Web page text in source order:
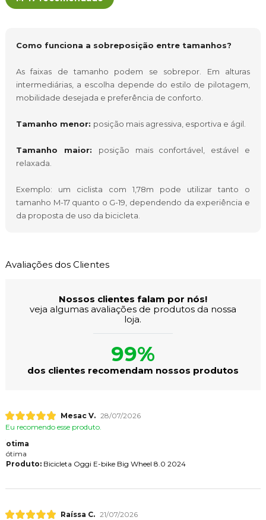
Como funciona a sobreposição entre tamanhos?
As faixas de tamanho podem se sobrepor. Em alturas
intermediárias, a escolha depende do estilo de pilotagem,
mobilidade desejada e preferência de conforto.
Tamanho menor: posição mais agressiva, esportiva e ágil.
Tamanho maior: posição mais confortável, estável e
relaxada.
Exemplo: um ciclista com 1,78m pode utilizar tanto o
tamanho M-17 quanto o G-19, dependendo da experiência e
da proposta de uso da bicicleta.
Avaliações dos Clientes
Nossos clientes falam por nós!
veja algumas avaliações de produtos da nossa
loja.
99%
dos clientes recomendam nossos produtos
Mesac V. 28/07/2026
Eu recomendo esse produto.
otima
ótima
Produto:Bicicleta Oggi E-bike Big Wheel 8.0 2024
Raíssa C. 21/07/2026